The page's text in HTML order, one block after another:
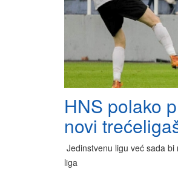
HNS polako
novi
Jedinstvenu ligu već sada
liga